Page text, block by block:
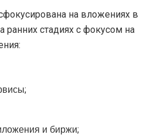
на вложениях в
ранних стадиях с фокусом на
и биржи;